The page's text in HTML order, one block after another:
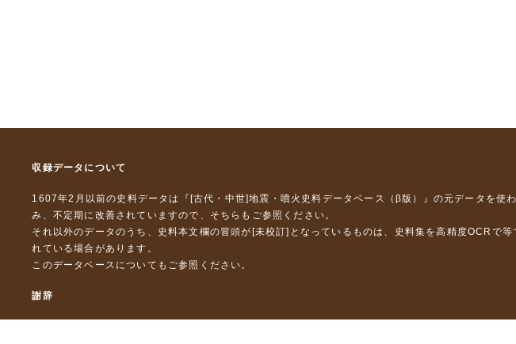
収録データについて
1607年2月以前の史料データは『 [古代・中世]地震・噴火史料データベース（β版）』 の元データを使
み、不定期に改善されていますので、 そちら もご参照ください。
それ以外のデータのうち、史料本文欄の冒頭が[未校訂]となっているものは、史料集を高精度OCRで
れている場合があります。
このデータベースについて もご参照ください。
謝辞